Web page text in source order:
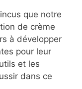
que notre
de crème
à développer
pour leur
et les
dans ce